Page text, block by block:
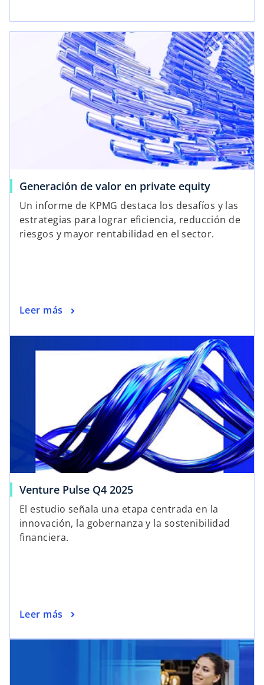
Generación de valor en private equity
Un informe de KPMG destaca los desafíos y las
estrategias para lograr eficiencia, reducción de
riesgos y mayor rentabilidad en el sector.
Leer más
Venture Pulse Q4 2025
El estudio señala una etapa centrada en la
innovación, la gobernanza y la sostenibilidad
financiera.
Leer más